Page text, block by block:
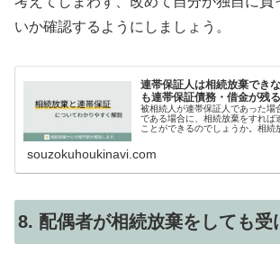
いか確認するようにしましょう。
連帯保証人は相続放棄でき
も連帯保証債務・借金が残
被相続人が連帯保証人であった場
である場合に、相続放棄をすれば
ことができるのでしょうか。相続
souzokuhoukinavi.com
8. 配偶者が相続放棄をしても受